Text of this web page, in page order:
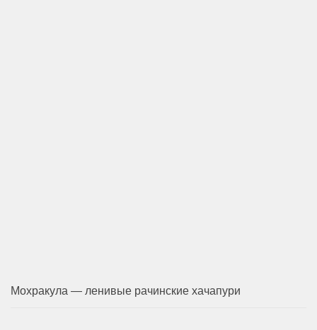
Мохракула — ленивые рачинские хачапури